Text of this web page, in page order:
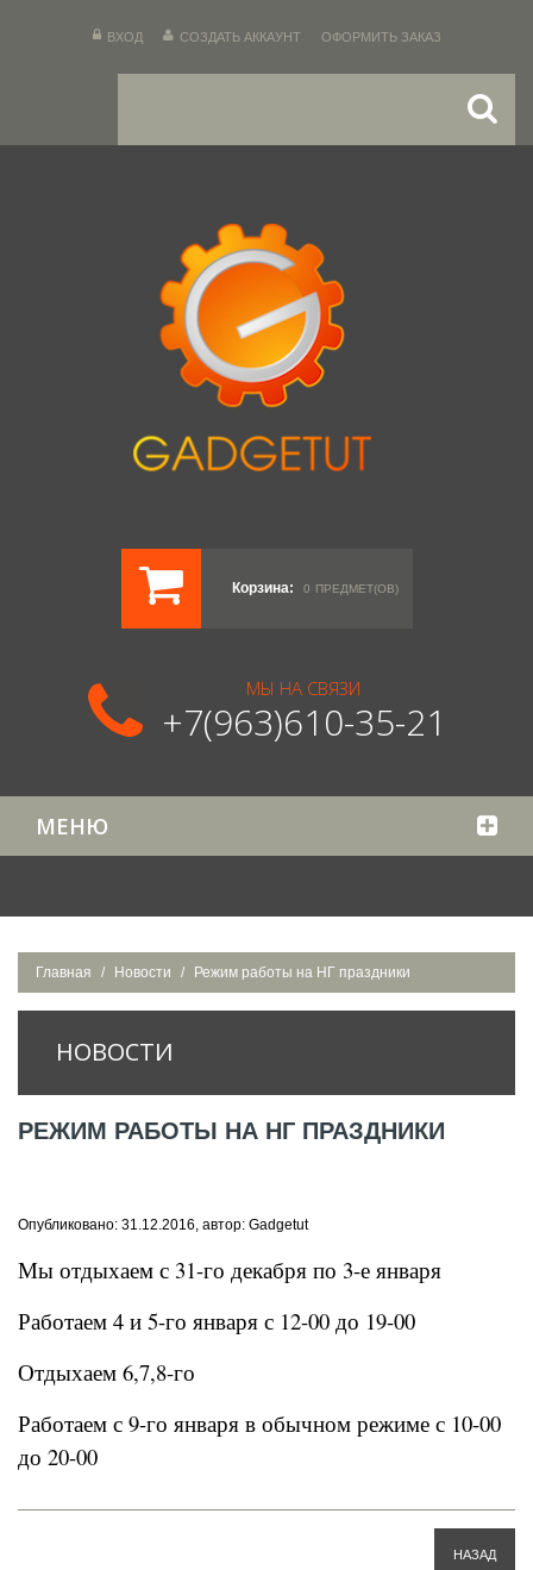
ВХОД СОЗДАТЬ АККАУНТ ОФОРМИТЬ ЗАКАЗ
Корзина: 0 ПРЕДМЕТ(ОВ)
МЫ НА СВЯЗИ
+7(963)610-35-21
МЕНЮ
Главная Новости Режим работы на НГ праздники
НОВОСТИ
РЕЖИМ РАБОТЫ НА НГ ПРАЗДНИКИ
Опубликовано: 31.12.2016, автор: Gadgetut
Мы отдыхаем с 31-го декабря по 3-е января
Работаем 4 и 5-го января с 12-00 до 19-00
Отдыхаем 6,7,8-го
Работаем с 9-го января в обычном режиме с 10-00
до 20-00
НАЗАД